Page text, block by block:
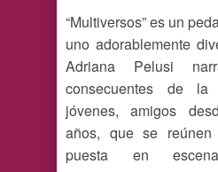
“Multiversos” es un
uno adorablemente
Adriana Pelusi
consecuentes de
jóvenes, amigos
años, que se
puesta en